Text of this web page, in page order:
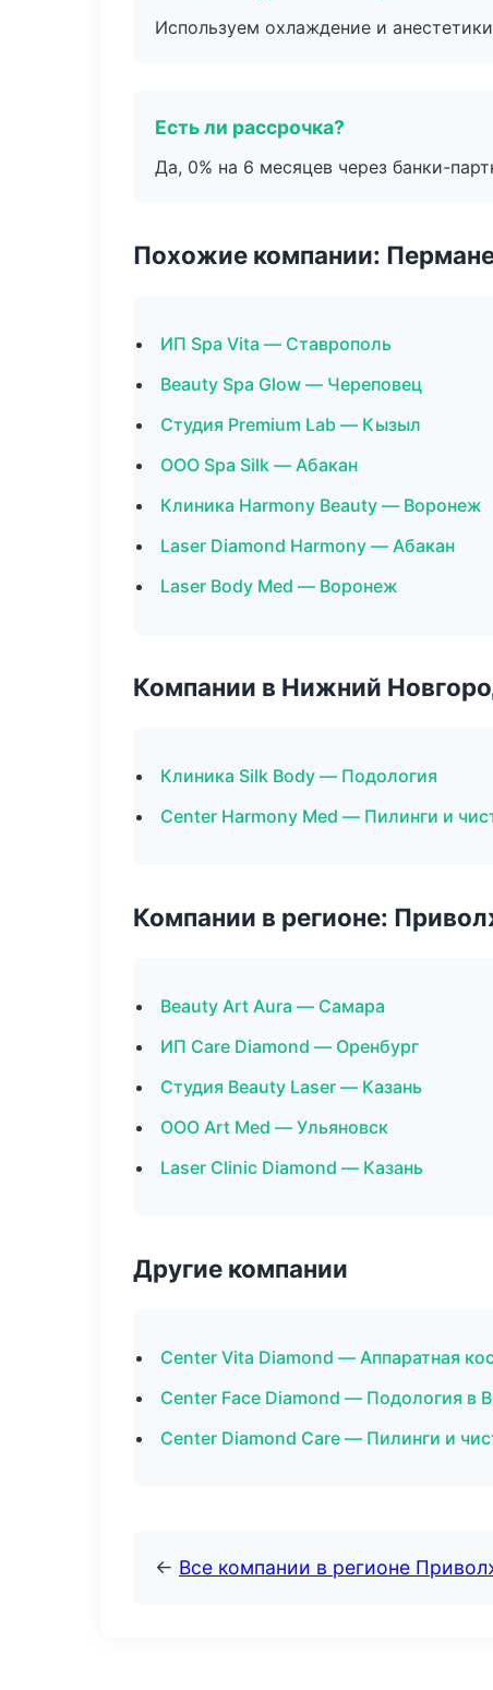
Используем охлаждение и
Есть ли рассрочка?
Да, 0% на 6 месяцев через банки-
Похожие компании:
ИП Spa Vita — Ставрополь
Beauty Spa Glow — Череповец
Студия Premium Lab — Кызыл
ООО Spa Silk — Абакан
Клиника Harmony Beauty — Воронеж
Laser Diamond Harmony — Абакан
Laser Body Med — Воронеж
Компании в Нижний
Клиника Silk Body — Подология
Center Harmony Med — Пилинги и
Компании в регионе:
Beauty Art Aura — Самара
ИП Care Diamond — Оренбург
Студия Beauty Laser — Казань
ООО Art Med — Ульяновск
Laser Clinic Diamond — Казань
Другие компании
Center Vita Diamond — Аппаратная
Center Face Diamond — Подология в
Center Diamond Care — Пилинги и
← Все компании в регионе